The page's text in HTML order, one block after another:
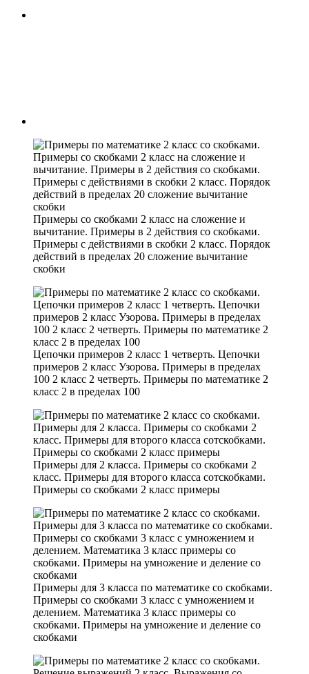
Примеры со скобками 2 класс на сложение и
вычитание. Примеры в 2 действия со скобками.
Примеры с действиями в скобки 2 класс. Порядок
действий в пределах 20 сложение вычитание
скобки
Цепочки примеров 2 класс 1 четверть. Цепочки
примеров 2 класс Узорова. Примеры в пределах
100 2 класс 2 четверть. Примеры по математике 2
класс 2 в пределах 100
Примеры для 2 класса. Примеры со скобками 2
класс. Примеры для второго класса сотскобками.
Примеры со скобками 2 класс примеры
Примеры для 3 класса по математике со скобками.
Примеры со скобками 3 класс с умножением и
делением. Математика 3 класс примеры со
скобками. Примеры на умножение и деление со
скобками